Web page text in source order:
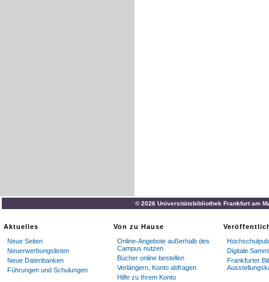
© 2026 Universitätsbibliothek Frankfurt am
Aktuelles
Neue Seiten
Neuerwerbungslisten
Neue Datenbanken
Führungen und Schulungen
Von zu Hause
Online-Angebote außerhalb des
Campus nutzen
Bücher online bestellen
Verlängern, Konto abfragen
Hilfe zu Ihrem Konto
Digitale
Frankfurter